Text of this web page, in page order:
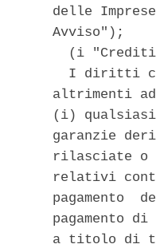
delle
Avviso");
(i
I diritti
altrimenti
(i)
garanzie
rilasciate o
relativi
pagamento
pagamento
a titolo di